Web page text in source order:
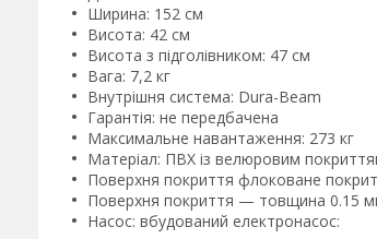
Ширина: 152 см
Висота: 42 см
Висота з підголівником: 47 см
Вага: 7,2 кг
Внутрішня система: Dura-Beam
Гарантія: не передбачена
Максимальне навантаження: 273 кг
Матеріал: ПВХ із велюровим
Поверхня покриття флоковане
Поверхня покриття — товщина 0.15
Насос: вбудований електронасос: